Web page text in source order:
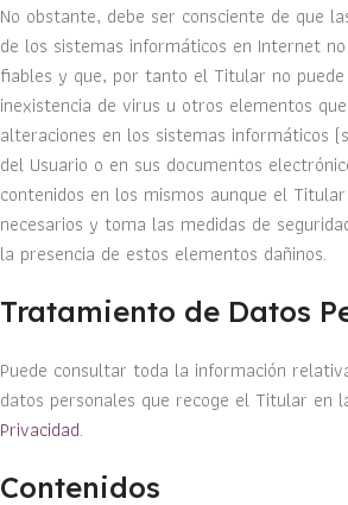
No obstante, debe ser consciente de que
de los sistemas informáticos en Internet
fiables y que, por tanto el Titular no
inexistencia de virus u otros elementos
alteraciones en los sistemas informáticos
del Usuario o en sus documentos
contenidos en los mismos aunque el
necesarios y toma las medidas de
la presencia de estos elementos dañinos.
Tratamiento de Datos
Puede consultar toda la información
datos personales que recoge el Titular en
Privacidad.
Contenidos